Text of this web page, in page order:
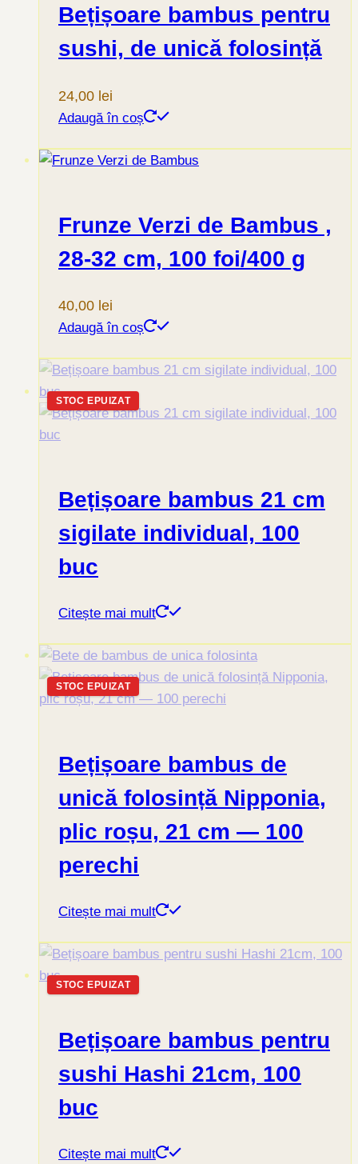
Bețișoare bambus pentru
sushi, de unică folosință
24,00 lei
Adaugă în coș
Frunze Verzi de Bambus ,
28-32 cm, 100 foi/400 g
40,00 lei
Adaugă în coș
STOC EPUIZAT
Bețișoare bambus 21 cm
sigilate individual, 100
buc
Citește mai mult
STOC EPUIZAT
Bețișoare bambus de
unică folosință Nipponia,
plic roșu, 21 cm — 100
perechi
Citește mai mult
STOC EPUIZAT
Bețișoare bambus pentru
sushi Hashi 21cm, 100
buc
Citește mai mult